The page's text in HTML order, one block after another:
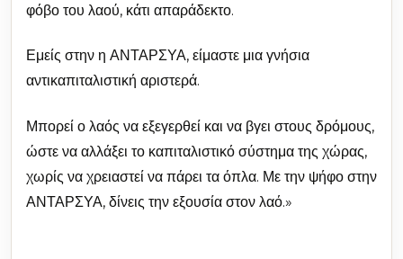
φόβο του λαού, κάτι απαράδεκτο.
Εμείς στην η ΑΝΤΑΡΣΥΑ, είμαστε μια γνήσια
αντικαπιταλιστική αριστερά.
Μπορεί ο λαός να εξεγερθεί και να βγει στους δρόμους,
ώστε να αλλάξει το καπιταλιστικό σύστημα της χώρας,
χωρίς να χρειαστεί να πάρει τα όπλα. Με την ψήφο στην
ΑΝΤΑΡΣΥΑ, δίνεις την εξουσία στον λαό.»